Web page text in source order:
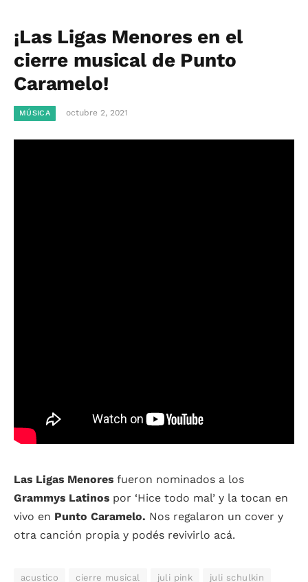
¡Las Ligas Menores en el
cierre musical de Punto
Caramelo!
MÚSICA octubre 2, 2021
Las Ligas Menores fueron nominados a los
Grammys Latinos por ‘Hice todo mal’ y la tocan en
vivo en Punto Caramelo. Nos regalaron un cover y
otra canción propia y podés revivirlo acá.
acustico cierre musical juli pink juli schulkin